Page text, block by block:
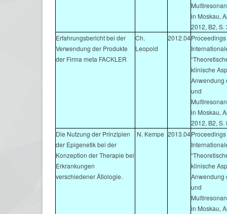
in Moskau,
2012, B2, S.
Erfahrungsbericht bei der
Verwendung der Produkte
der Firma meta FACKLER
Ch.
Leopold
2012.04
klinische
Anwendung
und
in Moskau,
2012, B2, S.
Die Nutzung der Prinzipien
der Epigenetik bei der
Konzeption der Therapie bei
Erkrankungen
verschiedener Ätiologie.
N. Kempe 2013.04
klinische
Anwendung
und
in Moskau,